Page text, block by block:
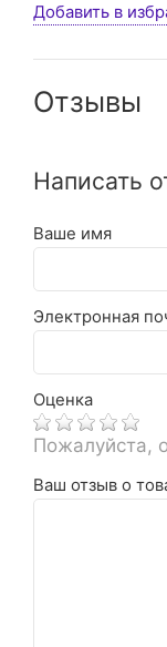
Добавить в
Отзывы
Написать
Ваше имя
Электронная
Оценка
Пожалуйста,
Ваш отзыв о